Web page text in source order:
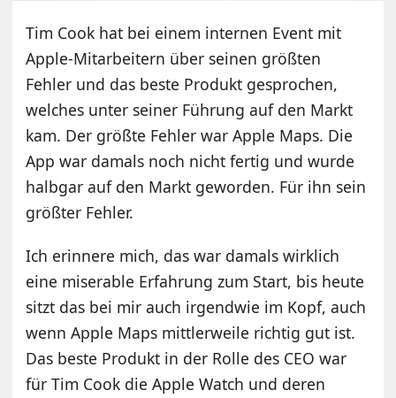
Tim Cook hat bei einem internen Event mit
Apple-Mitarbeitern über seinen größten
Fehler und das beste Produkt gesprochen,
welches unter seiner Führung auf den Markt
kam. Der größte Fehler war Apple Maps. Die
App war damals noch nicht fertig und wurde
halbgar auf den Markt geworden. Für ihn sein
größter Fehler.
Ich erinnere mich, das war damals wirklich
eine miserable Erfahrung zum Start, bis heute
sitzt das bei mir auch irgendwie im Kopf, auch
wenn Apple Maps mittlerweile richtig gut ist.
Das beste Produkt in der Rolle des CEO war
für Tim Cook die Apple Watch und deren